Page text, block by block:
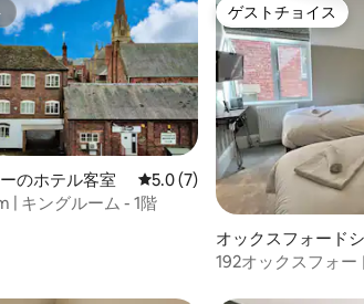
星の平均評価
のホテル客室 レビュー7件、5つ星中5.0つ星
5.0 (7)
| キングルーム - 1階
ゲストチョイス
ゲストチョイス
オックスフォード
ル客室
192オックスフォー